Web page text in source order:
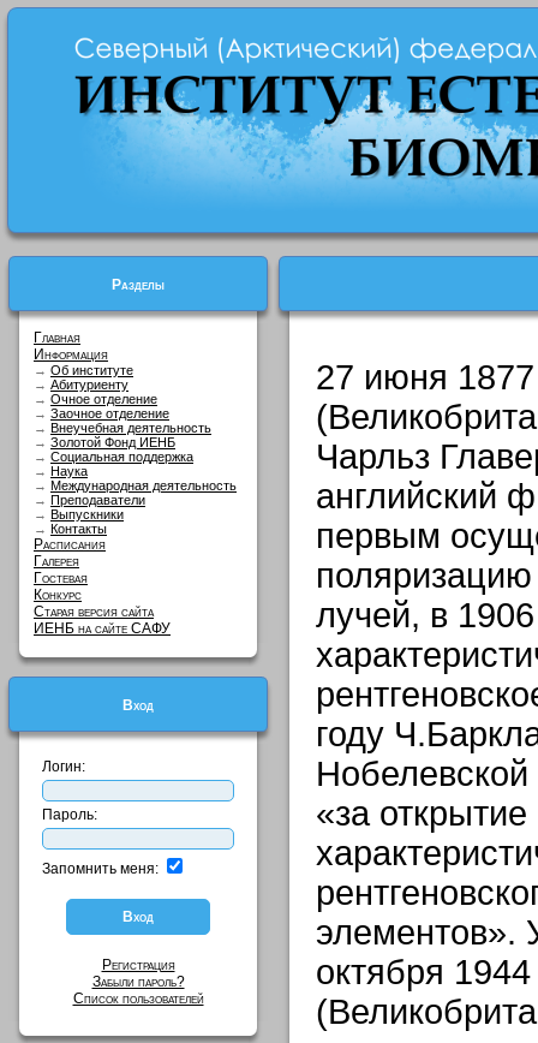
Разделы
Главная
Информация
→ Об институте
→ Абитуриенту
→ Очное отделение
→ Заочное отделение
→ Внеучебная деятельность
→ Золотой Фонд ИЕНБ
→ Социальная поддержка
→ Наука
→ Международная деятельность
→ Преподаватели
→ Выпускники
→ Контакты
Расписания
Галерея
Гостевая
Конкурс
Старая версия сайта
ИЕНБ на сайте САФУ
Вход
Логин:
Пароль:
Запомнить меня:
Регистрация
Забыли пароль?
Список пользователей
27 июня 1877
Чарльз
английский
первым
поляризацию
лучей, в
году
«за открытие
элементов».
октября